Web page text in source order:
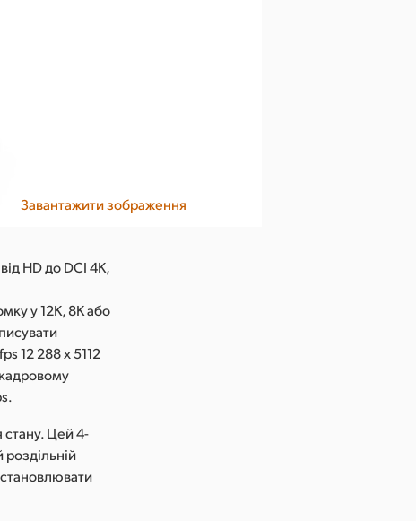
Завантажити зображення
HD до DCI 4K,
у 12K, 8K або
12 288 x 5112
стану. Цей 4-